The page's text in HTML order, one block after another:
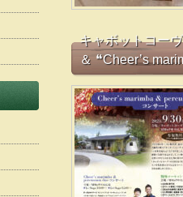
キャボットコー
＆ ❝Cheer’s